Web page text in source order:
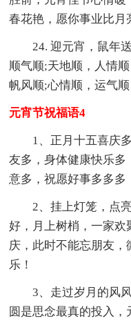
春花艳，愿你事业比月
24. 迎元宵，鼠年
顺气顺;天地顺，人情
帆风顺;心情顺，运气
元宵节祝福语4
1、正月十五喜庆
友多，身体健康快乐多
意多，祝愿好事多多多
2、挂上灯笼，点
好，月上树梢，一家欢
庆，此时不能忘朋友
乐！
3、走过岁月的风
圆是思念最真的投入，